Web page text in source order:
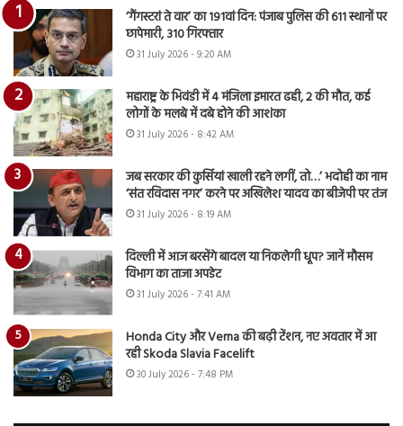
‘गैंगस्टरां ते वार’ का 191वां दिन: पंजाब पुलिस की 611 स्थानों पर
छापेमारी, 310 गिरफ्तार
31 July 2026 - 9:20 AM
महाराष्ट्र के भिवंडी में 4 मंजिला इमारत ढही, 2 की मौत, कई
लोगों के मलबे में दबे होने की आशंका
31 July 2026 - 8:42 AM
जब सरकार की कुर्सियां खाली रहने लगीं, तो…’ भदोही का नाम
‘संत रविदास नगर’ करने पर अखिलेश यादव का बीजेपी पर तंज
31 July 2026 - 8:19 AM
दिल्ली में आज बरसेंगे बादल या निकलेगी धूप? जानें मौसम
विभाग का ताजा अपडेट
31 July 2026 - 7:41 AM
Honda City और Verna की बढ़ी टेंशन, नए अवतार में आ
रही Skoda Slavia Facelift
30 July 2026 - 7:48 PM